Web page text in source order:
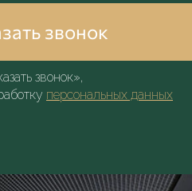
звонок
звонок»,
персональных данных